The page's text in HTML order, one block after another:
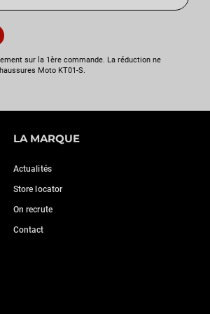
sur la 1ère commande. La réduction ne
Moto KT01-S.
LA MARQUE
Actualités
Store locator
On recrute
Contact